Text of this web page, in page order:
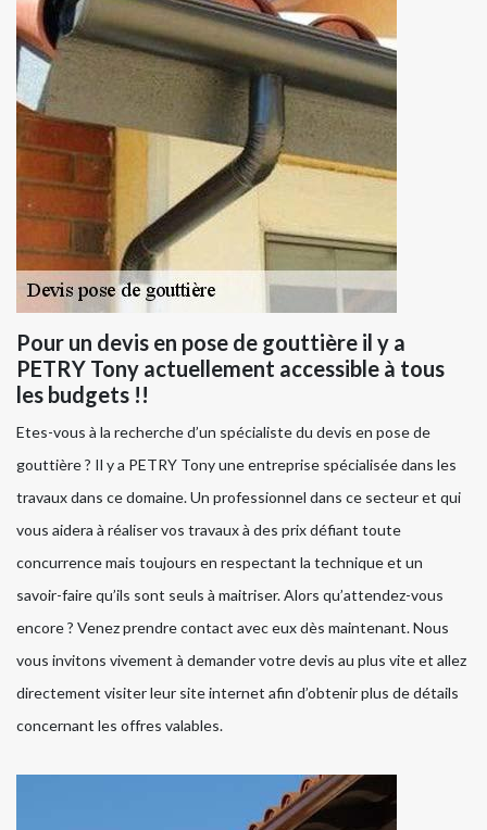
Pour un devis en pose de gouttière il y a
PETRY Tony actuellement accessible à tous
les budgets !!
Etes-vous à la recherche d’un spécialiste du devis en pose de
gouttière ? Il y a PETRY Tony une entreprise spécialisée dans les
travaux dans ce domaine. Un professionnel dans ce secteur et qui
vous aidera à réaliser vos travaux à des prix défiant toute
concurrence mais toujours en respectant la technique et un
savoir-faire qu’ils sont seuls à maitriser. Alors qu’attendez-vous
encore ? Venez prendre contact avec eux dès maintenant. Nous
vous invitons vivement à demander votre devis au plus vite et allez
directement visiter leur site internet afin d’obtenir plus de détails
concernant les offres valables.